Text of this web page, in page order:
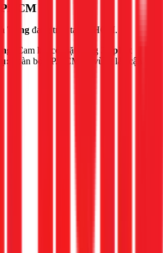
Tùng đang trực tại TPHCM.
Cam kết có mặt trong
30 phút
Toàn bộ TP.HCM và vùng lân cận